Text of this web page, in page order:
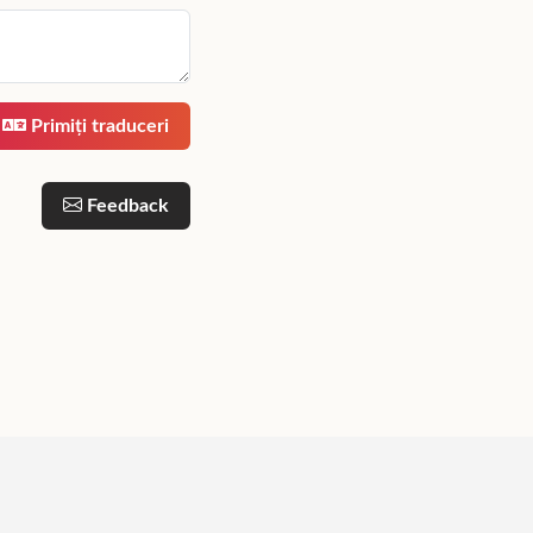
vă place sau dacă aveți nevoie de mai multe caractere.
Primiți traduceri
Feedback